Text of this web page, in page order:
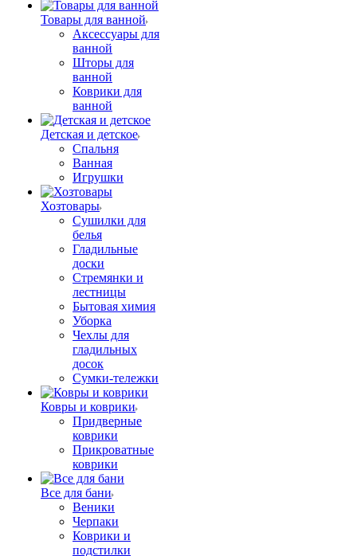
Товары для ванной
Аксессуары для
ванной
Шторы для
ванной
Коврики для
ванной
Детская и детское
Спальня
Ванная
Игрушки
Хозтовары
Сушилки для
белья
Гладильные
доски
Стремянки и
лестницы
Бытовая химия
Уборка
Чехлы для
гладильных
досок
Сумки-тележки
Ковры и коврики
Придверные
коврики
Прикроватные
коврики
Все для бани
Веники
Черпаки
Коврики и
подстилки